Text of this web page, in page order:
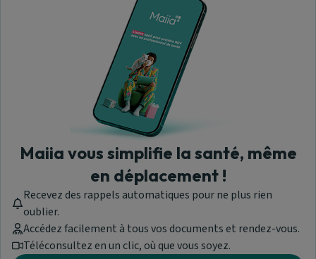
Maiia vous simplifie la santé, même
en déplacement !
Recevez des rappels automatiques pour ne plus rien
oublier.
Accédez facilement à tous vos documents et rendez-vous.
Téléconsultez en un clic, où que vous soyez.